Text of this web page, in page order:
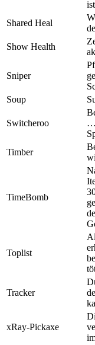
Shared Heal
Show Health
Sniper
Soup
Switcheroo
Timber
TimeBomb
Toplist
Tracker
xRay-Pickaxe